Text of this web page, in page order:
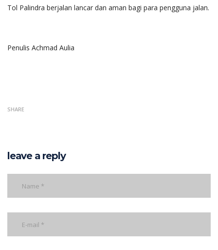
Tol Palindra berjalan lancar dan aman bagi para pengguna jalan.
Penulis Achmad Aulia
SHARE
leave a reply